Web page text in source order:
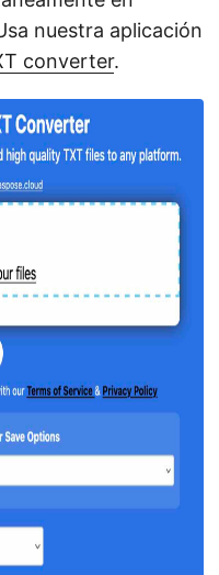
nuestra aplicación
converter.